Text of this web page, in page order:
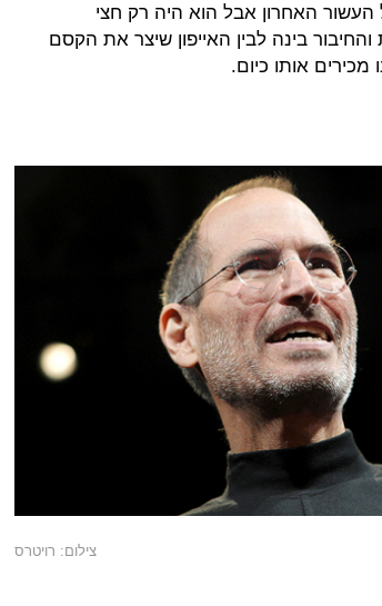
האחרון אבל הוא היה רק חצי
בינה לבין האייפון שיצר את הקסם
מכירים אותו כיום.
צילום: רויטרס